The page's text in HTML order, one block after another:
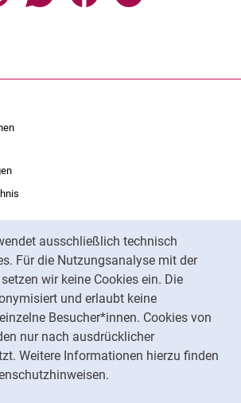
ausschließlich technisch
Für die Nutzungsanalyse mit der
wir keine Cookies ein. Die
und erlaubt keine
Besucher*innen. Cookies von
nur nach ausdrücklicher
Weitere Informationen hierzu finden